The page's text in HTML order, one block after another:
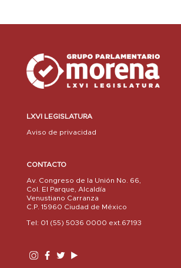
LXVI LEGISLATURA
Aviso de privacidad
CONTACTO
Av. Congreso de la Unión No. 66,
Col. El Parque, Alcaldía
Venustiano Carranza
C.P. 15960 Ciudad de México
Tel: 01 (55) 5036 0000 ext.67193